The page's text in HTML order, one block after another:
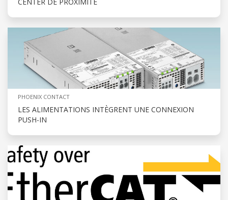
CENTER DE PROXIMITÉ
PHOENIX CONTACT
LES ALIMENTATIONS INTÈGRENT UNE CONNEXION
PUSH-IN